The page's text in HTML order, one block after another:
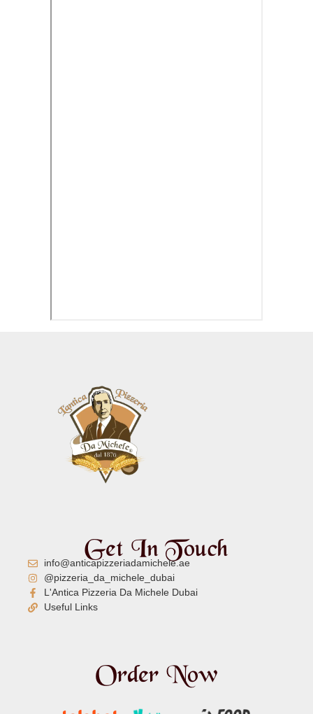
Get In Touch
info@anticapizzeriadamichele.ae
@pizzeria_da_michele_dubai
L'Antica Pizzeria Da Michele Dubai
Useful Links
Order Now